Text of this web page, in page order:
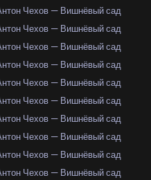
Чехов — Вишнёвый сад
Чехов — Вишнёвый сад
Чехов — Вишнёвый сад
Чехов — Вишнёвый сад
Чехов — Вишнёвый сад
Чехов — Вишнёвый сад
Чехов — Вишнёвый сад
Чехов — Вишнёвый сад
Чехов — Вишнёвый сад
Чехов — Вишнёвый сад